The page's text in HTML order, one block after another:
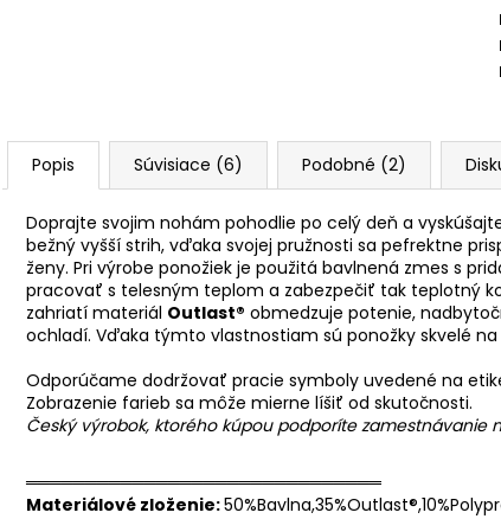
Popis Súvisiace (6) Podobné (2)
Doprajte svojim nohám pohodlie po celý deň a
bežný vyšší strih, vďaka svojej pružnosti sa pefrektne
ženy. Pri výrobe ponožiek je použitá bavlnená zmes s
pracovať s telesným teplom a zabezpečiť tak teplotný
zahriatí materiál Outlast® obmedzuje potenie,
ochladí. Vďaka týmto vlastnostiam sú ponožky skvelé
Odporúčame dodržovať pracie symboly uvedené na
Zobrazenie farieb sa môže mierne líšiť od skutočnosti.
Český výrobok, ktorého kúpou podporíte zamestnávanie
══════════════════════════════
Materiálové zloženie: